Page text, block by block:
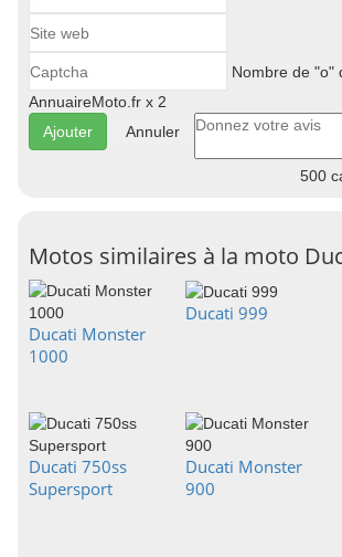
Nombre de "o"
AnnuaireMoto.fr x 2
Annuler
500
Motos similaires à la moto
Ducati Monster
1000
Ducati 999
Ducati 750ss
Supersport
Ducati Monster
900